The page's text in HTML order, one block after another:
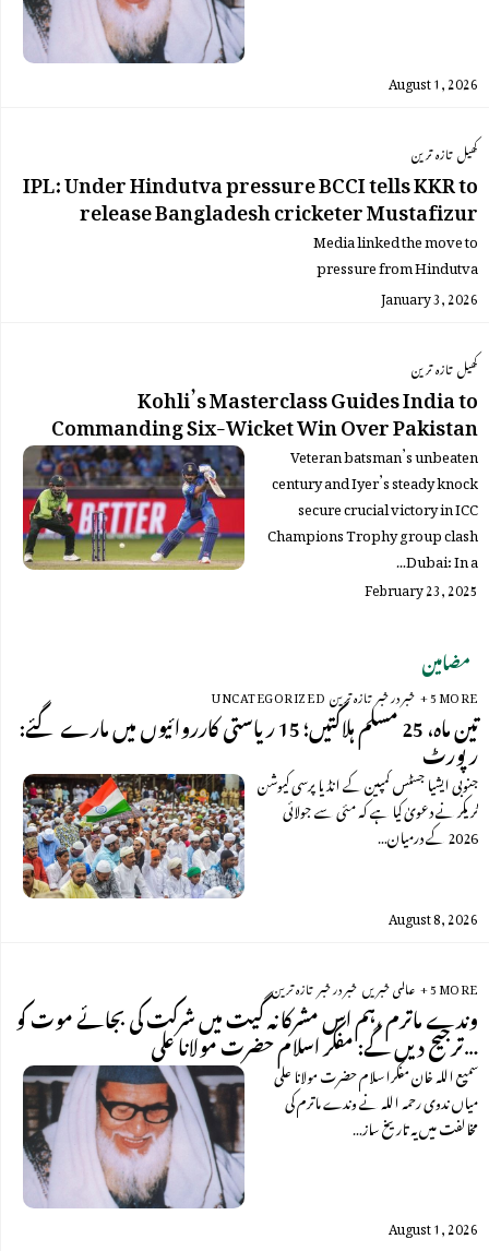
August 1, 2026
تازہ ترینکھیل
IPL: Under Hindutva pressure BCCI tells KKR to
release Bangladesh cricketer Mustafizur
Media linked the move to
pressure from Hindutva
supporters and BJP leaders over
KKR fielding a Bangladeshi
January 3, 2026
تازہ ترینکھیل
Kohli’s Masterclass Guides India to
Commanding Six-Wicket Win Over Pakistan
Veteran batsman’s unbeaten
century and Iyer’s steady knock
secure crucial victory in ICC
Champions Trophy group clash
Dubai: In a…
February 23, 2025
مضامین
UNCATEGORIZEDتازہ ترینخبر در خبر+ 5 MORE
تین ماہ، 25 مسلم ہلاکتیں؛ 15 ریاستی کارروائیوں میں مارے گئے:
رپورٹ
جنوبی ایشیا جسٹس کمپین کے انڈیا پرسی کیوشن
ٹریکر نے دعویٰ کیا ہے کہ مئی سے جولائی
2026 کے درمیان…
August 8, 2026
تازہ ترینخبر در خبرعالمی خبریں+ 5 MORE
وندے ماترم ،ہم اس مشرکانہ گیت میں شرکت کی بجائے موت کو
ترجیح دیں گے: مفکر اسلام حضرت مولانا علی…
سمیع اللہ خان مفکراسلام حضرت مولانا علی
میاں ندوی رحمہ اللہ نے وندے ماترم کی
مخالفت میں یہ تاریخ ساز…
August 1, 2026